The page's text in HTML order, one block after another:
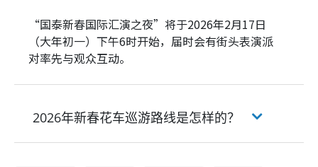
“国泰新春国际汇演之夜”将于2026年2月17日
（大年初一）下午6时开始，届时会有街头表演派
对率先与观众互动。
2026年新春花车巡游路线是怎样的？